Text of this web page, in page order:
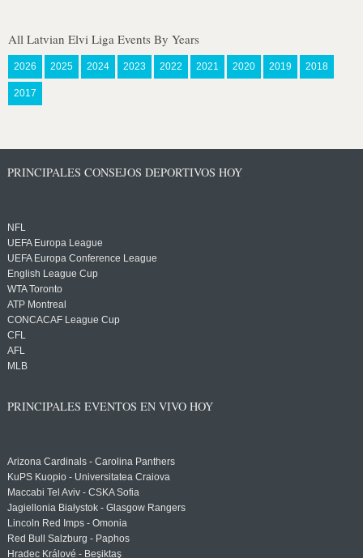
All Latvian Elvi Liga Events By Years
2026 2025 2024 2023 2022 2021 2020 2019 2018
2017
PRINCIPALES CONSEJOS DEPORTIVOS HOY
NFL
UEFA Europa League
UEFA Europa Conference League
English League Cup
WTA Toronto
ATP Montreal
CONCACAF League Cup
CFL
AFL
MLB
PRINCIPALES EVENTOS EN VIVO HOY
Arizona Cardinals - Carolina Panthers
KuPS Kuopio - Universitatea Craiova
Maccabi Tel Aviv - CSKA Sofia
Jagiellonia Białystok - Glasgow Rangers
Lincoln Red Imps - Omonia
Red Bull Salzburg - Paphos
Hradec Králové - Beşiktaş